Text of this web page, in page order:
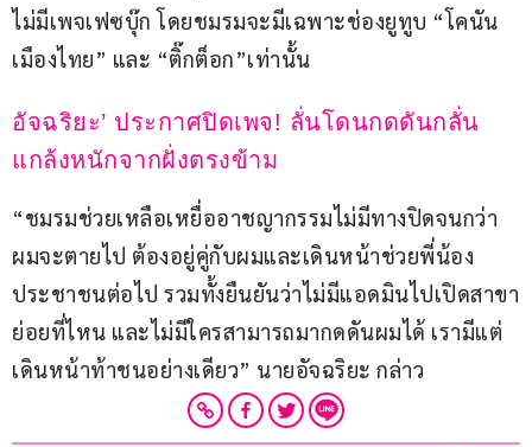
ไม่มีเพจเฟซบุ๊ก โดยชมรมจะมีเฉพาะช่องยูทูบ “โคนัน
เมืองไทย” และ “ติ๊กต็อก”เท่านั้น
อัจฉริยะ’ ประกาศปิดเพจ! ลั่นโดนกดดันกลั่น
แกล้งหนักจากฝั่งตรงข้าม
“ชมรมช่วยเหลือเหยื่ออาชญากรรมไม่มีทางปิดจนกว่า
ผมจะตายไป ต้องอยู่คู่กับผมและเดินหน้าช่วยพี่น้อง
ประชาชนต่อไป รวมทั้งยืนยันว่าไม่มีแอดมินไปเปิดสาขา
ย่อยที่ไหน และไม่มีใครสามารถมากดดันผมได้ เรามีแต่
เดินหน้าท้าชนอย่างเดียว” นายอัจฉริยะ กล่าว